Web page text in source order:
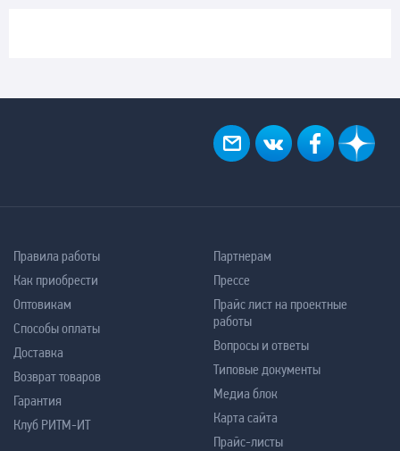
Правила работы
Как приобрести
Оптовикам
Способы оплаты
Доставка
Возврат товаров
Гарантия
Клуб РИТМ-ИТ
Партнерам
Прессе
Прайс лист на проектные
работы
Вопросы и ответы
Типовые документы
Медиа блок
Карта сайта
Прайс-листы